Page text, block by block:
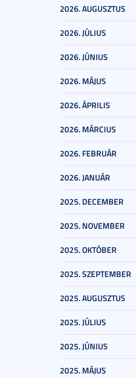
2026. AUGUSZTUS
2026. JÚLIUS
2026. JÚNIUS
2026. MÁJUS
2026. ÁPRILIS
2026. MÁRCIUS
2026. FEBRUÁR
2026. JANUÁR
2025. DECEMBER
2025. NOVEMBER
2025. OKTÓBER
2025. SZEPTEMBER
2025. AUGUSZTUS
2025. JÚLIUS
2025. JÚNIUS
2025. MÁJUS